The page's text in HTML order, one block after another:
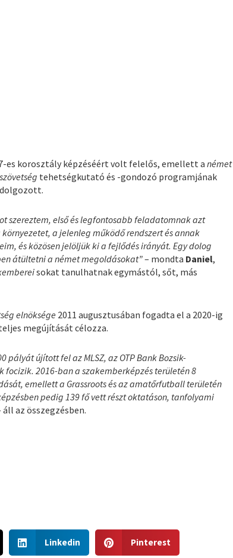
es korosztály képzéséért volt felelős, emellett anémet
tehetségkutató és -gondozó programjának
szereztem, első és legfontosabb feladatomnak azt
a jelenleg működő rendszert és annak
és közösen jelöljük ki a fejlődés irányát. Egy dolog
átültetni a német megoldásokat”– mondta Daniel,
sokat tanulhatnak egymástól, sőt, más
elnöksége 2011 augusztusában fogadta el a 2020-ig
megújítását célozza.
újított fel az MLSZ, az OTP Bank Bozsik-
2016-ban a szakemberképzés területén 8
emellett a Grassroots és az amatőrfutball területén
pedig 139 fő vett részt oktatáson, tanfolyami
áll az összegzésben.
h
Linkedin
h
Pinterest